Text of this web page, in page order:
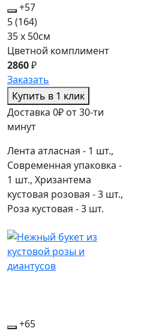
+57
5(164)
35 x 50см
Цветной комплимент
2860₽
Заказать
Купить в 1 клик
Доставка 0₽ от 30-ти
минут
Лента атласная - 1 шт.,
Современная упаковка -
1 шт., Хризантема
кустовая розовая - 3 шт.,
Роза кустовая - 3 шт.
+65